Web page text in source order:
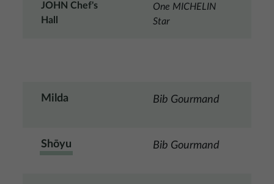
JOHN Chef's
Hall
One MICHELIN
Star
Milda Bib Gourmand
Shōyu Bib Gourmand